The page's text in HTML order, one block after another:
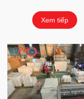
và màng PET . Đối với ...
Xem tiếp